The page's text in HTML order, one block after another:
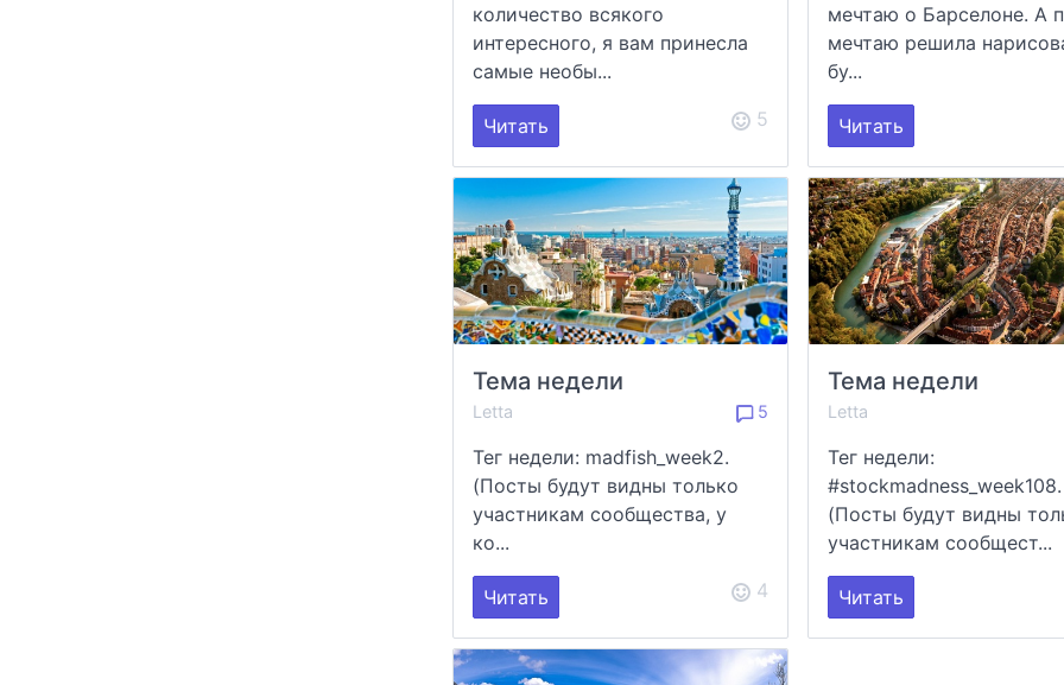
количество всякого
интересного, я вам принесла
самые необы...
Читать 5
мечтаю о Барселоне. А
мечтаю решила
бу...
Читать
Тема недели
Letta 5
Тег недели: madfish_week2.
(Посты будут видны только
участникам сообщества, у
ко...
Читать 4
Тема недели
Letta
Тег недели:
#stockmadness_week108.
(Посты будут видны
участникам сообщест...
Читать